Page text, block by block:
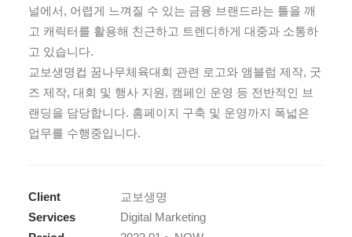
널에서, 어렵게 느껴질 수 있는 금융 브랜드라는 틀을 깨
고 캐릭터를 활용해 친근하고 트렌디하게 대중과 소통하
고 있습니다.
교보생명컵 꿈나무체육대회 관련 로고와 앰블럼 제작, 굿
즈 제작, 대회 및 행사 지원, 캠페인 운영 등 전반적인 브
랜딩을 담당합니다. 홈페이지 구축 및 운영까지 폭넓은
업무를 수행중입니다.
Client
교보생명
Services
Digital Marketing